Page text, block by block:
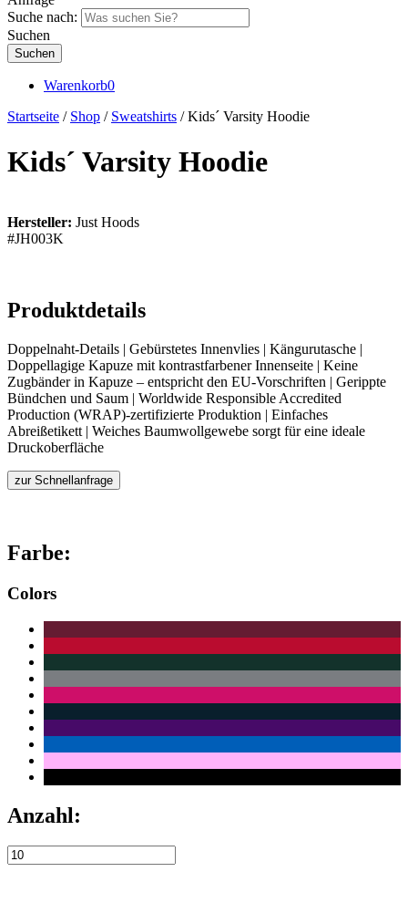
Suche nach:
Suchen
Warenkorb0
Startseite / Shop / Sweatshirts / Kids´ Varsity Hoodie
Kids´ Varsity Hoodie
Hersteller: Just Hoods
#JH003K
Produktdetails
Doppelnaht-Details | Gebürstetes Innenvlies | Kängurutasche |
Doppellagige Kapuze mit kontrastfarbener Innenseite | Keine
Zugbänder in Kapuze – entspricht den EU-Vorschriften | Gerippte
Bündchen und Saum | Worldwide Responsible Accredited
Production (WRAP)-zertifizierte Produktion | Einfaches
Abreißetikett | Weiches Baumwollgewebe sorgt für eine ideale
Druckoberfläche
zur Schnellanfrage
Farbe:
Colors
Anzahl: